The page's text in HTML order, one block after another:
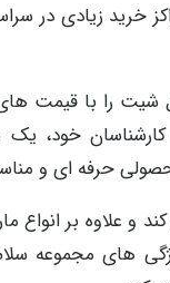
خرید زیادی در
حرفه ای است که 11 مدل مختلف
خود، یک
حرفه ای و
فعالیت می کند و
های مجموعه